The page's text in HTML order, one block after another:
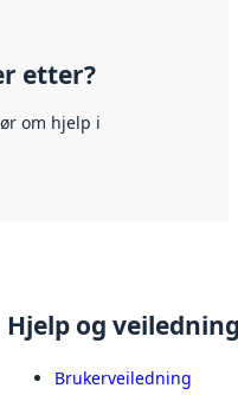
etter?
om hjelp i
Hjelp og
Brukerveiledning